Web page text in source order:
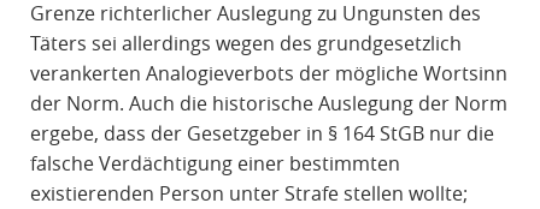
Grenze richterlicher Auslegung zu Ungunsten des
Täters sei allerdings wegen des grundgesetzlich
verankerten Analogieverbots der mögliche Wortsinn
der Norm. Auch die historische Auslegung der Norm
ergebe, dass der Gesetzgeber in § 164 StGB nur die
falsche Verdächtigung einer bestimmten
existierenden Person unter Strafe stellen wollte;